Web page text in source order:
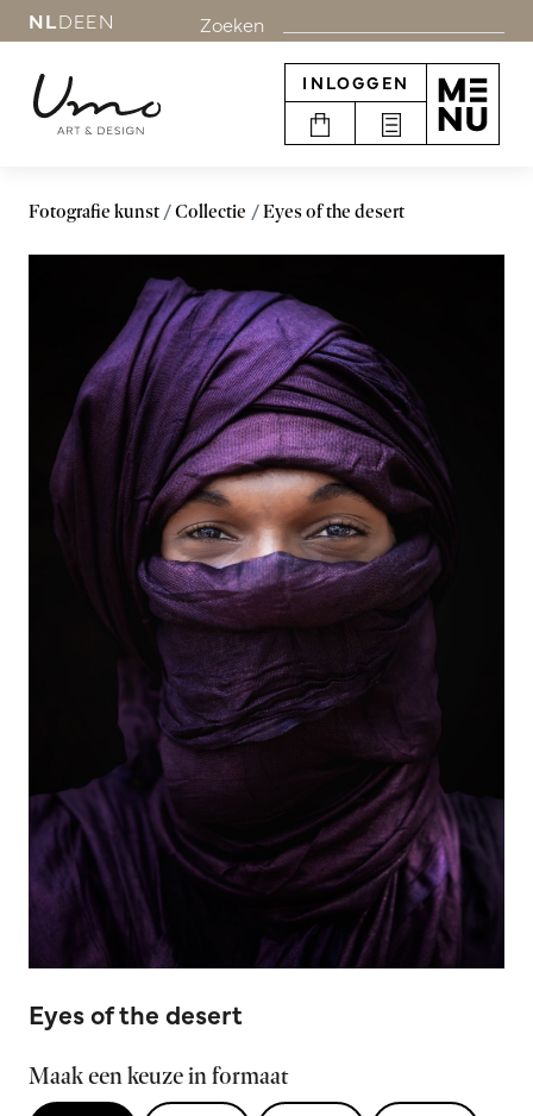
NLDEEN Zoeken
INLOGGEN
Fotografie kunst Collectie Eyes of the desert
Eyes of the desert
Maak een keuze in formaat